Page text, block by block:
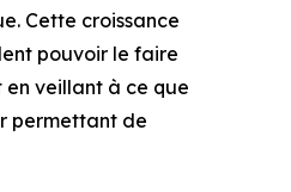
Cette croissance
pouvoir le faire
veillant à ce que
permettant de